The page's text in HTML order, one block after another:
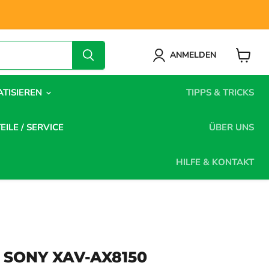
ANMELDEN
/ SERVICE
TIPPS & TRICKS
ÜBER UNS
HILFE & KONTAKT
XAV-AX8150